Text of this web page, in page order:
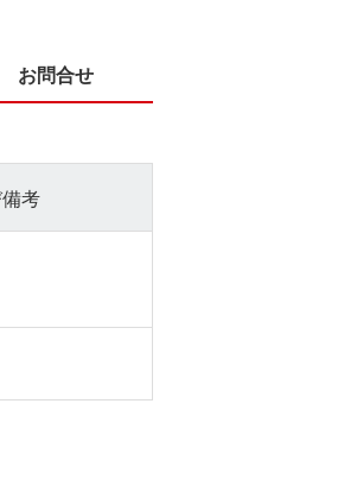
お問合せ
考